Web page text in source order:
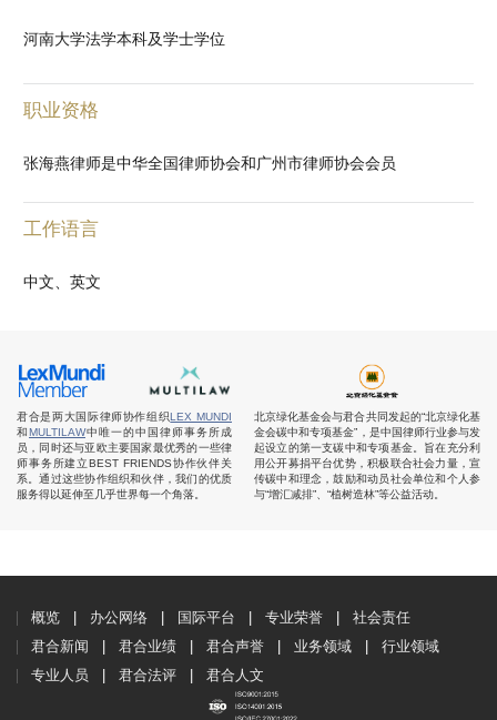
河南大学法学本科及学士学位
职业资格
张海燕律师是中华全国律师协会和广州市律师协会会员
工作语言
中文、英文
君合是两大国际律师协作组织LEX MUNDI
和MULTILAW中唯一的中国律师事务所成
员，同时还与亚欧主要国家最优秀的一些律
师事务所建立BEST FRIENDS协作伙伴关
系。通过这些协作组织和伙伴，我们的优质
服务得以延伸至几乎世界每一个角落。
北京绿化基金会与君合共同发起的“北京绿化基
金会碳中和专项基金”，是中国律师行业参与发
起设立的第一支碳中和专项基金。旨在充分利
用公开募捐平台优势，积极联合社会力量，宣
传碳中和理念，鼓励和动员社会单位和个人参
与“增汇减排”、“植树造林”等公益活动。
概览 办公网络 国际平台 专业荣誉
社会责任
君合新闻
君合业绩 君合声誉 业务领域
行业领域
专业人员
君合法评 君合人文